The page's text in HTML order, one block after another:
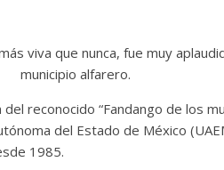
viva que nunca, fue muy
municipio alfarero.
reconocido “Fandango de los
del Estado de México
1985.